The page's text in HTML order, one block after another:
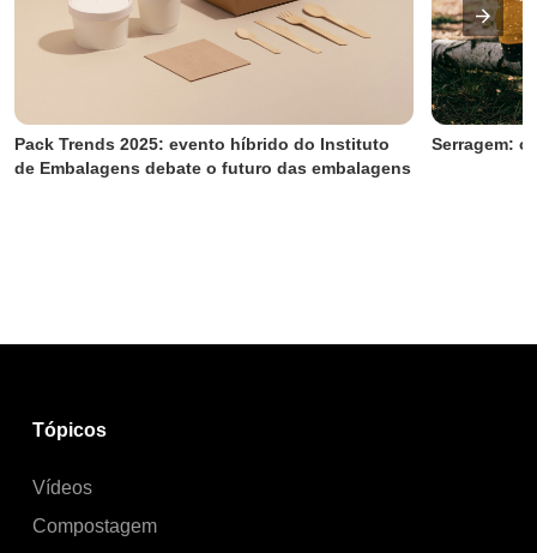
Pack Trends 2025: evento híbrido do Instituto
de Embalagens debate o futuro das embalagens
Serragem:
Tópicos
Vídeos
Compostagem